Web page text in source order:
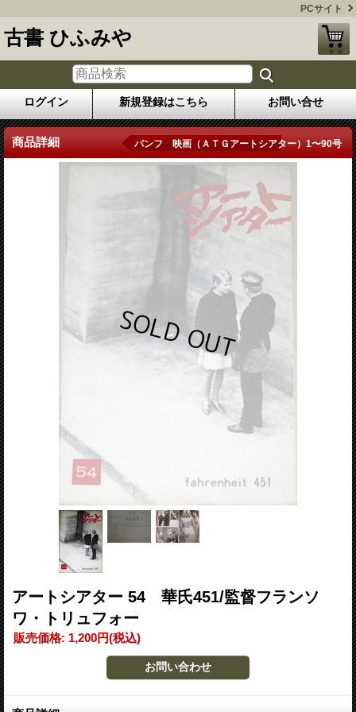
PCサイト
古書 ひふみや
ログイン 新規登録はこちら お問い合せ
商品詳細 パンフ 映画（ＡＴＧアートシアター）1〜90号
アートシアター 54 華氏451/監督フランソ
ワ・トリュフォー
販売価格: 1,200円(税込)